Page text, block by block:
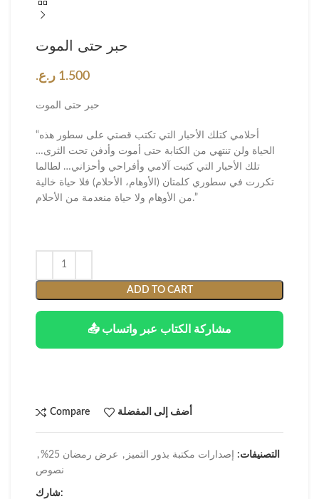
حبر حتى الموت
1.500 ر.ع.
حبر حتى الموت
“أحلامي كتلك الأحبار التي تكتب قصتي على سطور هذه
الحياة ولن تنتهي من الكتابة حتى أموت وأدفن تحت الثرى…
تلك الأحبار التي كتبت آلامي وأفراحي وأحزاني… لطالما
تكررت في سطوري كلمتان (الأوهام، الأحلام) فلا حياة خالية
من الأوهام ولا حياة منعدمة من الأحلام.”
ADD TO CART
📤 مشاركة الكتاب عبر واتساب
Compare أضف إلى المفضلة
التصنيفات: إصدارات مكتبة بذور التميز , عرض رمضان 25%
,
نصوص
شارك: